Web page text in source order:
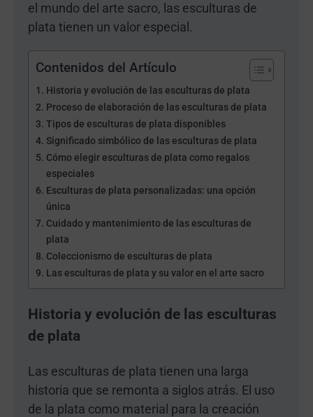
el mundo del arte sacro, las esculturas de
plata tienen un valor especial.
Contenidos del Artículo
Historia y evolución de las esculturas de plata
Proceso de elaboración de las esculturas de plata
Tipos de esculturas de plata disponibles
Significado simbólico de las esculturas de plata
Cómo elegir esculturas de plata como regalos
especiales
Esculturas de plata personalizadas: una opción
única
Cuidado y mantenimiento de las esculturas de
plata
Coleccionismo de esculturas de plata
Las esculturas de plata y su valor en el arte sacro
Historia y evolución de las esculturas
de plata
Las esculturas de plata tienen una larga
historia que se remonta a siglos atrás. El uso
de la plata como material para la creación